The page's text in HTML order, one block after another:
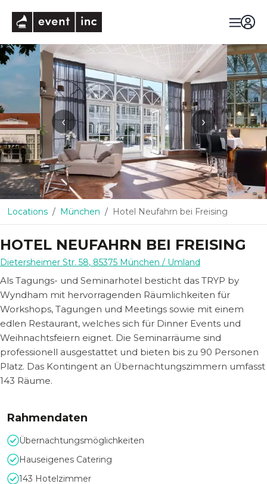
‹ ›
Locations München Hotel Neufahrn bei Freising
HOTEL NEUFAHRN BEI FREISING
Dietersheimer Str. 58, 85375 München / Umland
Als Tagungs- und Seminarhotel besticht das TRYP by
Wyndham mit hervorragenden Räumlichkeiten für
Workshops, Tagungen und Meetings sowie mit einem
edlen Restaurant, welches sich für Dinner Events und
Weihnachtsfeiern eignet. Die Seminarräume sind
professionell ausgestattet und bieten bis zu 90 Personen
Platz. Das Kontingent an Übernachtungszimmern umfasst
143 Räume.
Rahmendaten
Übernachtungsmöglichkeiten
Hauseigenes Catering
143 Hotelzimmer